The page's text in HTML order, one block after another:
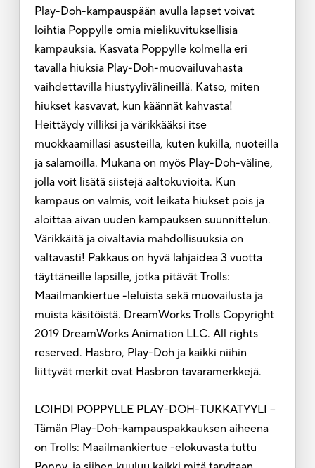
Play-Doh-kampauspään avulla lapset voivat
loihtia Poppylle omia mielikuvituksellisia
kampauksia. Kasvata Poppylle kolmella eri
tavalla hiuksia Play-Doh-muovailuvahasta
vaihdettavilla hiustyylivälineillä. Katso, miten
hiukset kasvavat, kun käännät kahvasta!
Heittäydy villiksi ja värikkääksi itse
muokkaamillasi asusteilla, kuten kukilla, nuoteilla
ja salamoilla. Mukana on myös Play-Doh-väline,
jolla voit lisätä siistejä aaltokuvioita. Kun
kampaus on valmis, voit leikata hiukset pois ja
aloittaa aivan uuden kampauksen suunnittelun.
Värikkäitä ja oivaltavia mahdollisuuksia on
valtavasti! Pakkaus on hyvä lahjaidea 3 vuotta
täyttäneille lapsille, jotka pitävät Trolls:
Maailmankiertue -leluista sekä muovailusta ja
muista käsitöistä. DreamWorks Trolls Copyright
2019 DreamWorks Animation LLC. All rights
reserved. Hasbro, Play-Doh ja kaikki niihin
liittyvät merkit ovat Hasbron tavaramerkkejä.
LOIHDI POPPYLLE PLAY-DOH-TUKKATYYLI –
Tämän Play-Doh-kampauspakkauksen aiheena
on Trolls: Maailmankiertue -elokuvasta tuttu